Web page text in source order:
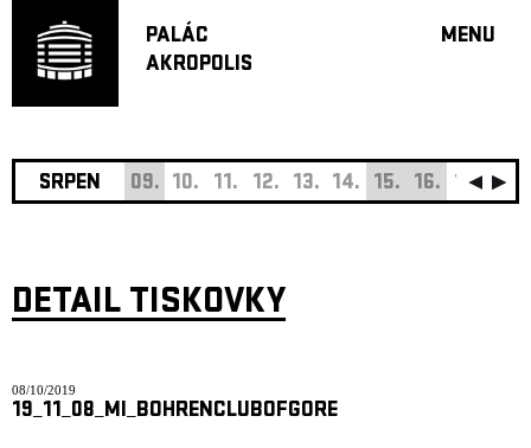
PALÁC
AKROPOLIS
MENU
JAZZ
SRPEN 09. 10. 11. 12. 13. 14. 15. 16. 17. 18.
DETAIL TISKOVKY
08/10/2019
19_11_08_MI_BOHRENCLUBOFGORE